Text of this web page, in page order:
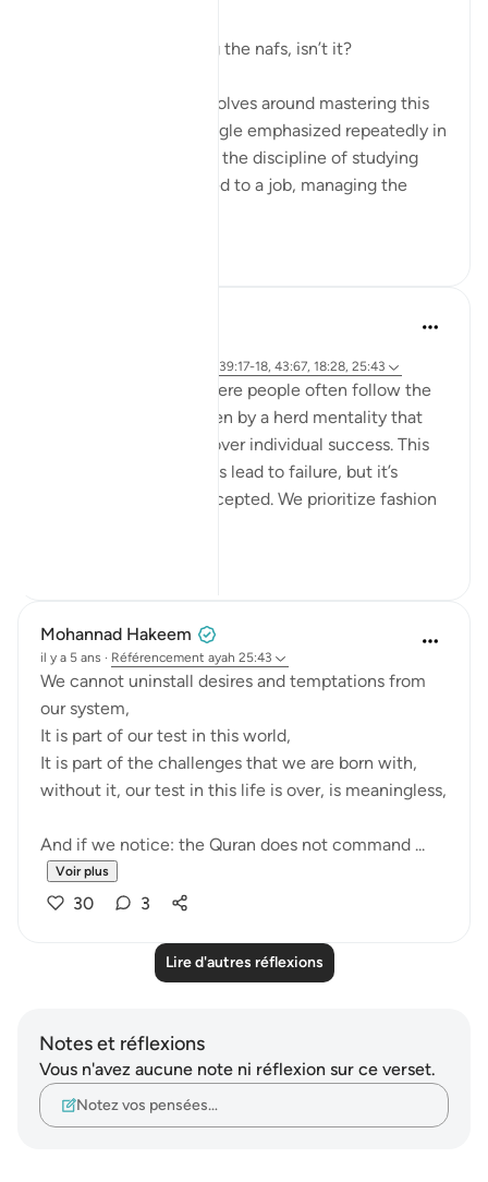
It’s all about controlling the nafs, isn’t it?
Life, in its essence, revolves around mastering this
inner struggle—a struggle emphasized repeatedly in
the Quran. Whether it’s the discipline of studying
hard, staying committed to a job, managing the
ayah 6:76-79, 39:17-18, 43:67, 18:28, 25:43
We live in a society where people often follow the
majority's opinion, driven by a herd mentality that
prioritizes conformity over individual success. This
mindset can sometimes lead to failure, but it’s
failure that's widely accepted. We prioritize fashion
Mohannad Hakeem
il y a 5 ans · Référencement ayah 25:43
We cannot uninstall desires and temptations from
our system,
It is part of our test in this world,
It is part of the challenges that we are born with,
without it, our test in this life is over, is meaningless,
And if we notice: the Quran does not command ...
Voir plus
30 3
Lire d'autres réflexions
Notes et réflexions
Vous n'avez aucune note ni réflexion sur ce verset.
Notez vos pensées…